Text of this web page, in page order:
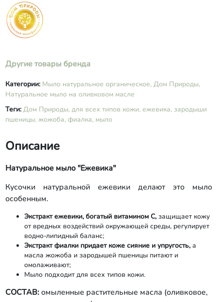
Другие товары бренда
Категории: Мыло натуральное органическое, Дом Природы,
Натуральное мыло на оливковом масле
Теги: Дом Природы, для всех типов кожи, ежевика, зародыши
пшеницы, жожоба, фиалка, мыло
Описание
Натуральное мыло "Ежевика"
Кусочки натуральной ежевики делают это мыло
особенным.
Экстракт ежевики, богатый витамином С,защищает кожу
от вредных воздействий окружающей среды, регулирует
водно-липидный баланс;
Экстракт фиалки придает коже сияние и упругость,а
масла жожоба и зародышей пшеницы питают и
омолаживают;
Мыло подходит для всех типов кожи.
СОСТАВ:омыленные растительные масла (оливковое,